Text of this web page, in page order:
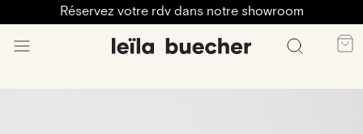
Réservez votre rdv dans notre showroom